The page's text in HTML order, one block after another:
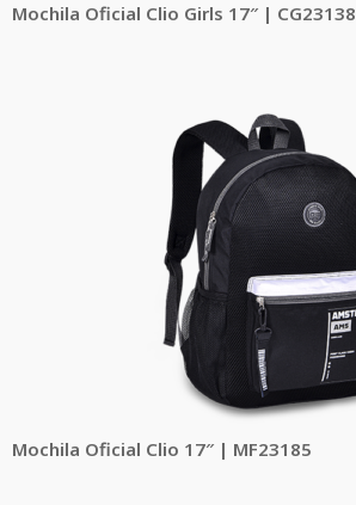
Mochila Oficial Clio Girls 17″ | CG23138
Mochila Oficial Clio 17″ | MF23185